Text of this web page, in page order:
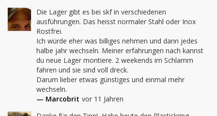
Die Lager gibt es bei skf in verschiedenen
ausführungen. Das heisst normaler Stahl oder Inox
Rostfrei.
Ich würde eher was billiges nehmen und dann jedes
halbe jahr wechseln. Meiner erfahrungen nach kannst
du neue Lager montiere. 2 weekends im Schlamm
fahren und sie sind voll dreck.
Darum lieber etwas günstiges und einmal mehr
wechseln.
— Marcobrit vor 11 Jahren